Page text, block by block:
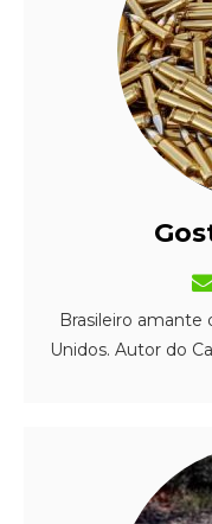
Brasileiro amante
Unidos. Autor do